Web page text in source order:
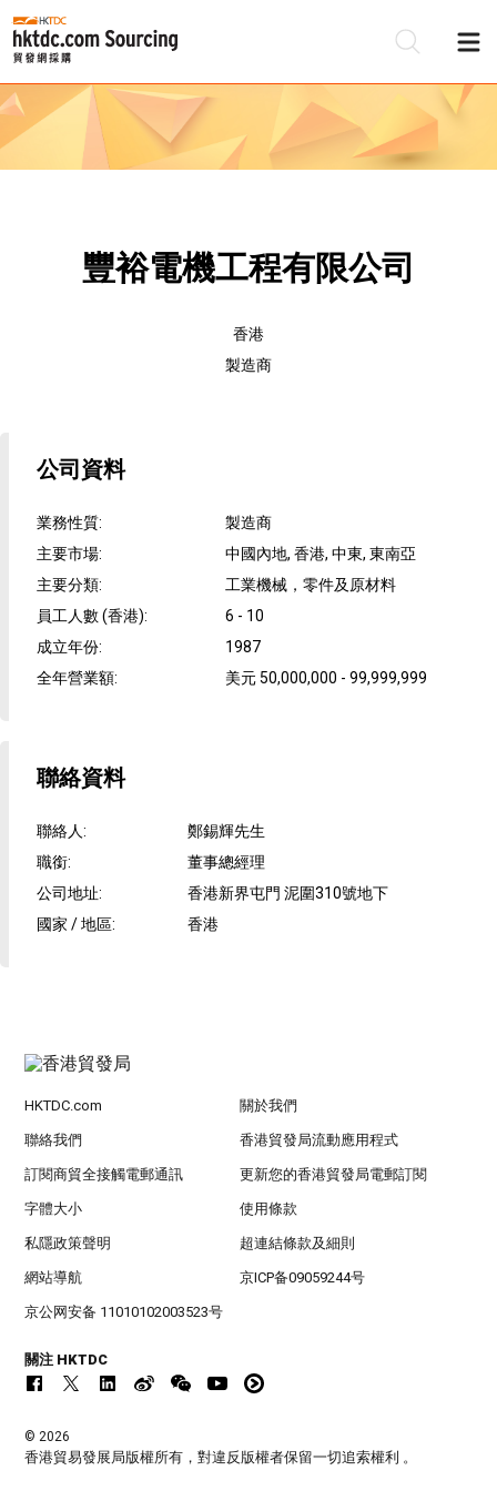
豐裕電機工程有限公司
香港
製造商
公司資料
業務性質:
製造商
主要市場:
中國內地, 香港, 中東, 東南亞
主要分類:
工業機械，零件及原材料
員工人數 (香港):
6 - 10
成立年份:
1987
全年營業額: 美元 50,000,000 - 99,999,999
聯絡資料
聯絡人:
鄭錫輝先生
職銜:
董事總經理
公司地址:
香港新界屯門 泥圍310號地下
國家 / 地區: 香港
HKTDC.com 關於我們
聯絡我們 香港貿發局流動應用程式
訂閱商貿全接觸電郵通訊 更新您的香港貿發局電郵訂閱
字體大小 使用條款
私隱政策聲明 超連結條款及細則
網站導航 京ICP备09059244号
京公网安备 11010102003523号
關注 HKTDC
© 2026
香港貿易發展局版權所有，對違反版權者保留一切追索權利 。